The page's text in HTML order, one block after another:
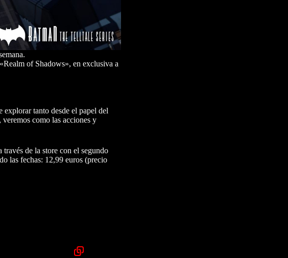
of Shadows», en exclusiva a
explorar tanto desde el papel del
como las acciones y
de la store con el segundo
las fechas: 12,99 euros (precio